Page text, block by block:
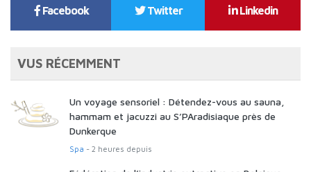
Facebook Twitter Linkedin
VUS RÉCEMMENT
Un voyage sensoriel : Détendez-vous au sauna,
hammam et jacuzzi au S’PAradisiaque près de
Dunkerque
Spa - 2 heures depuis